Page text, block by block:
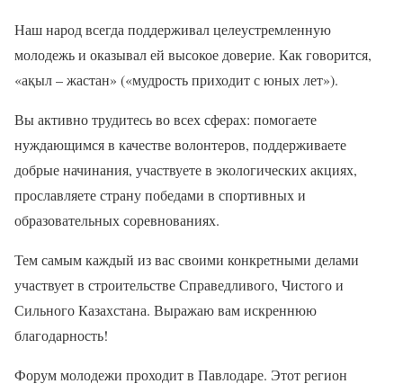
Наш народ всегда поддерживал целеустремленную
молодежь и оказывал ей высокое доверие. Как говорится,
«ақыл – жастан» («мудрость приходит с юных лет»).
Вы активно трудитесь во всех сферах: помогаете
нуждающимся в качестве волонтеров, поддерживаете
добрые начинания, участвуете в экологических акциях,
прославляете страну победами в спортивных и
образовательных соревнованиях.
Тем самым каждый из вас своими конкретными делами
участвует в строительстве Справедливого, Чистого и
Сильного Казахстана. Выражаю вам искреннюю
благодарность!
Форум молодежи проходит в Павлодаре. Этот регион